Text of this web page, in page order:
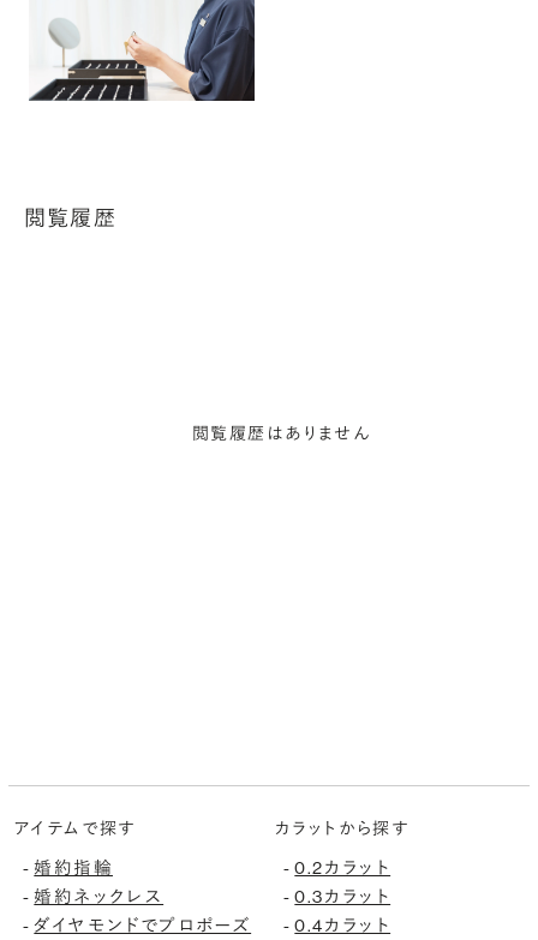
閲覧履歴
閲覧履歴はありません
アイテムで探す
-婚約指輪
-婚約ネックレス
-ダイヤモンドでプロポーズ
カラットから探す
-0.2カラット
-0.3カラット
-0.4カラット